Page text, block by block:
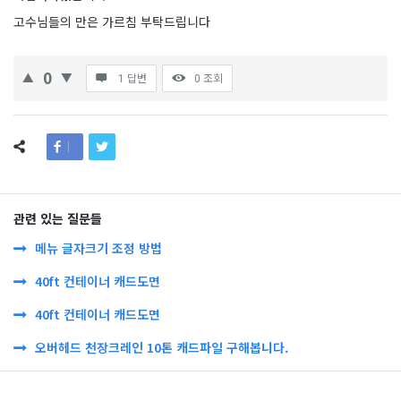
고수님들의 만은 가르침 부탁드립니다
0 1 답변 0 조회
관련 있는 질문들
메뉴 글자크기 조정 방법
40ft 컨테이너 캐드도면
40ft 컨테이너 캐드도면
오버헤드 천장크레인 10톤 캐드파일 구해봅니다.